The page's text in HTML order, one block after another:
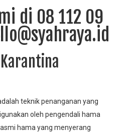
di 08 112 09
teknik penanganan yang
oleh pengendali hama
hama yang menyerang